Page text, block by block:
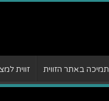
תמיכה באתר הזווית זווית